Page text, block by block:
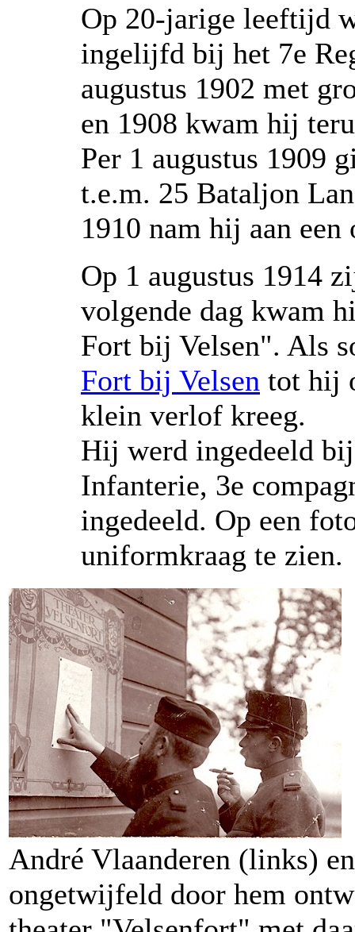
Op 20-jarige leeftijd
ingelijfd bij het 7e
augustus 1902 met
en 1908 kwam hij
Per 1 augustus 1909
t.e.m. 25 Bataljon
1910 nam hij aan
Op 1 augustus 1914
volgende dag kwam
Fort bij Velsen". Als
Fort bij Velsen tot hij
klein verlof kreeg.
Hij werd ingedeeld
Infanterie, 3e
ingedeeld. Op een
uniformkraag te zien.
André Vlaanderen (links)
ongetwijfeld door hem